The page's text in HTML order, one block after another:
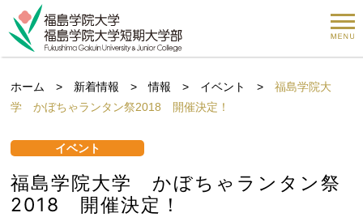
ホーム > 新着情報 >情報 > イベント >福島学院大
学 かぼちゃランタン祭2018 開催決定！
イベント
福島学院大学 かぼちゃランタン祭
2018 開催決定！